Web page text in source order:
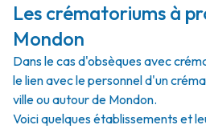
Les crématoriums à
Mondon
Dans le cas d'obsèques avec
le lien avec le personnel d'un
ville ou autour de Mondon.
Voici quelques établissements et